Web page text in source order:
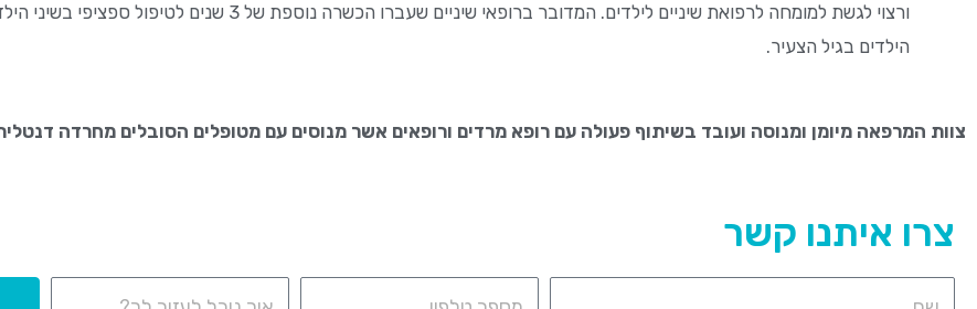
ורצוי לגשת למומחה לרפואת שיניים לילדים. המדובר ברופאי
הילדים בגיל הצעיר.
צוות המרפאה מיומן ומנוסה ועובד בשיתוף פעולה עם רופא מרדים ורופאים אשר מנוסים עם מטופלים הסובלים מחרדה
צרו איתנו קשר